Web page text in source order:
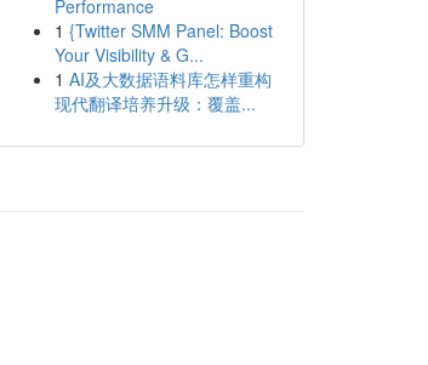
Performance
1 {Twitter SMM Panel: Boost
Your Visibility & G...
1 AI及大数据语料库怎样重构
现代翻译培养升级：覆盖...